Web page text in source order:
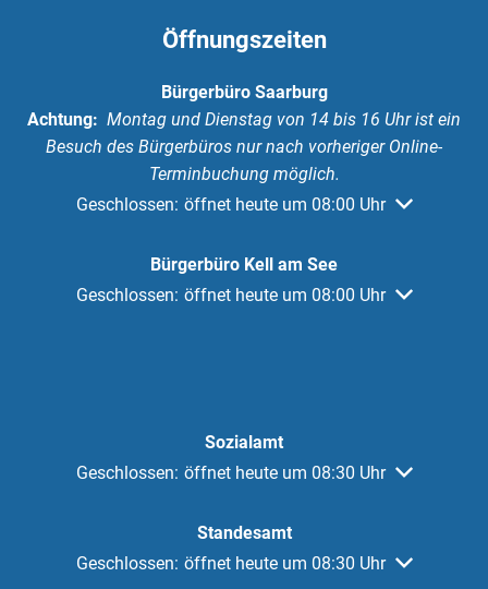
Öffnungszeiten
Bürgerbüro Saarburg
Achtung: Montag und Dienstag von 14 bis 16 Uhr ist ein
Besuch des Bürgerbüros nur nach vorheriger Online-
Terminbuchung möglich.
Klicken, um weitere Öffnungs- oder Schließzeiten
Geschlossen: öffnet heute um 08:00 Uhr
Bürgerbüro Kell am See
Klicken, um weitere Öffnungs- oder Schließzeiten
Geschlossen: öffnet heute um 08:00 Uhr
Sozialamt
Klicken, um weitere Öffnungs- oder Schließzeiten
Geschlossen: öffnet heute um 08:30 Uhr
Standesamt
Klicken, um weitere Öffnungs- oder Schließzeiten
Geschlossen: öffnet heute um 08:30 Uhr